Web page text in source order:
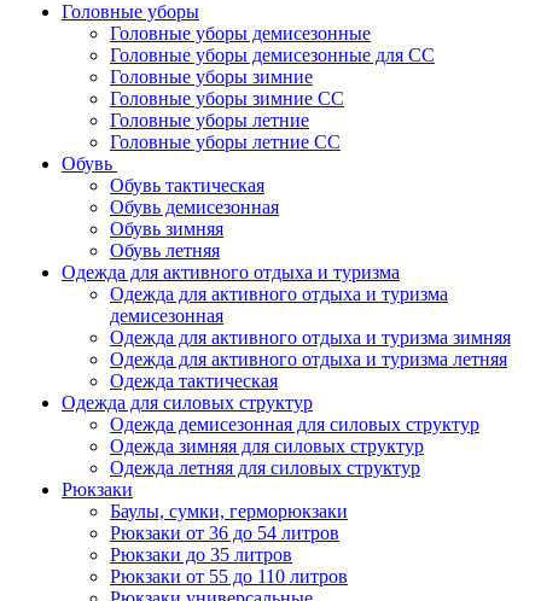
Головные уборы
Головные уборы демисезонные
Головные уборы демисезонные для СС
Головные уборы зимние
Головные уборы зимние СС
Головные уборы летние
Головные уборы летние СС
Обувь
Обувь тактическая
Обувь демисезонная
Обувь зимняя
Обувь летняя
Одежда для активного отдыха и туризма
Одежда для активного отдыха и туризма
демисезонная
Одежда для активного отдыха и туризма зимняя
Одежда для активного отдыха и туризма летняя
Одежда тактическая
Одежда для силовых структур
Одежда демисезонная для силовых структур
Одежда зимняя для силовых структур
Одежда летняя для силовых структур
Рюкзаки
Баулы, сумки, герморюкзаки
Рюкзаки от 36 до 54 литров
Рюкзаки до 35 литров
Рюкзаки от 55 до 110 литров